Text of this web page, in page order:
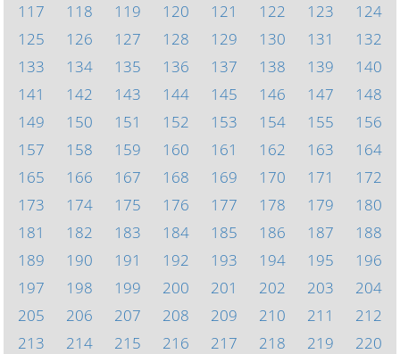
117
118 119 120 121 122 123
124
125
126 127 128 129 130 131
132
133
134 135 136 137 138 139
140
141
142 143 144 145 146 147
148
149
150 151 152 153 154 155
156
157
158 159 160 161 162 163
164
165
166 167 168 169 170 171
172
173
174 175 176 177 178 179
180
181
182 183 184 185 186 187
188
189
190 191 192 193 194 195
196
197
198 199 200 201 202 203
204
205
206 207 208 209 210 211
212
213
214 215 216 217 218 219
220